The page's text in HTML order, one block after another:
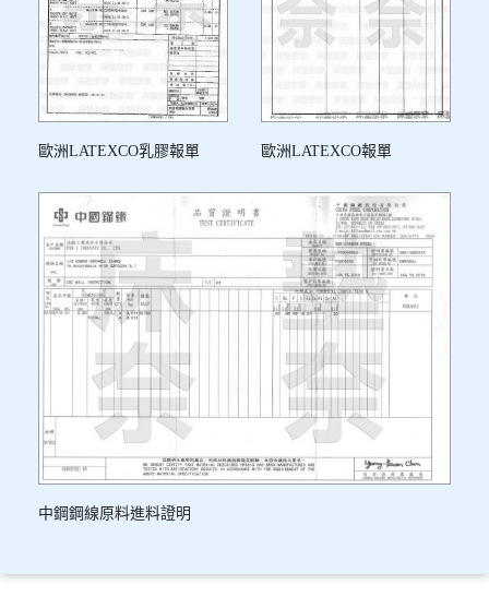
歐洲LATEXCO乳膠報單 歐洲LATEXCO報單
中鋼鋼線原料進料證明